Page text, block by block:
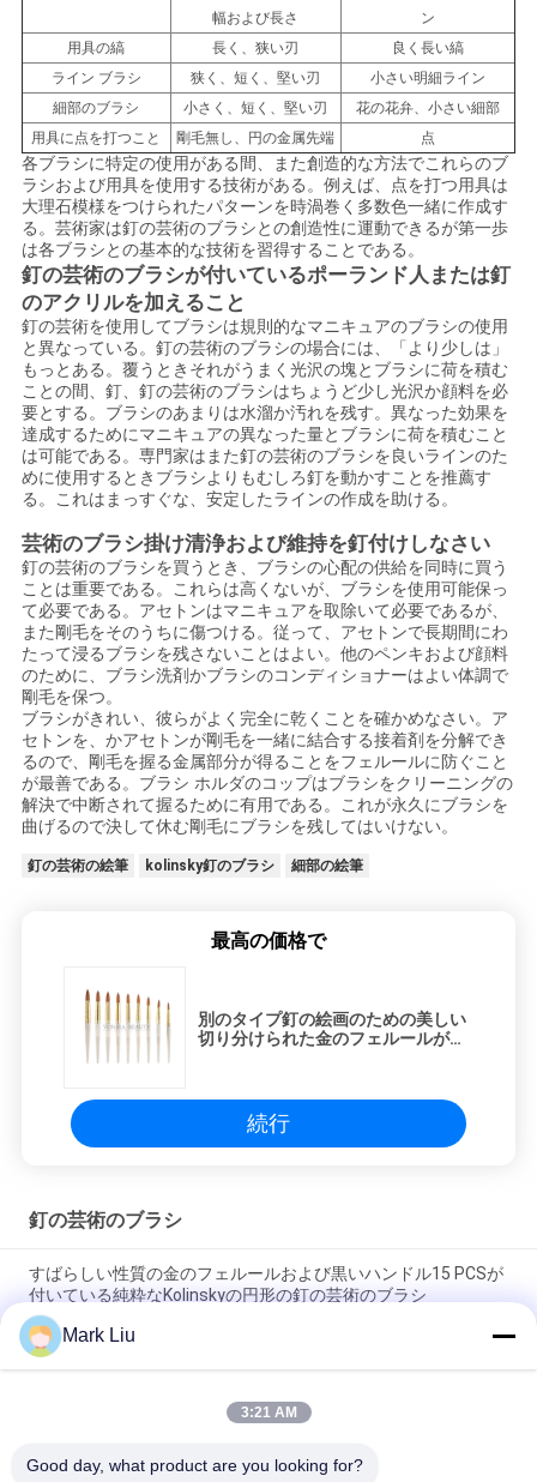
幅および長さ
ン
用具の縞
長く、狭い刃
良く長い縞
ライン ブラシ
狭く、短く、堅い刃
小さい明細ライン
細部のブラシ
小さく、短く、堅い刃
花の花弁、小さい細部
用具に点を打つこと
剛毛無し、円の金属先端 点
各ブラシに特定の使用がある間、また創造的な方法でこれらのブ
ラシおよび用具を使用する技術がある。例えば、点を打つ用具は
大理石模様をつけられたパターンを時渦巻く多数色一緒に作成す
る。芸術家は釘の芸術のブラシとの創造性に運動できるが第一歩
は各ブラシとの基本的な技術を習得することである。
釘の芸術のブラシが付いているポーランド人または釘
のアクリルを加えること
釘の芸術を使用してブラシは規則的なマニキュアのブラシの使用
と異なっている。釘の芸術のブラシの場合には、「より少しは」
もっとある。覆うときそれがうまく光沢の塊とブラシに荷を積む
ことの間、釘、釘の芸術のブラシはちょうど少し光沢か顔料を必
要とする。ブラシのあまりは水溜か汚れを残す。異なった効果を
達成するためにマニキュアの異なった量とブラシに荷を積むこと
は可能である。専門家はまた釘の芸術のブラシを良いラインのた
めに使用するときブラシよりもむしろ釘を動かすことを推薦す
る。これはまっすぐな、安定したラインの作成を助ける。
芸術のブラシ掛け清浄および維持を釘付けしなさい
釘の芸術のブラシを買うとき、ブラシの心配の供給を同時に買う
ことは重要である。これらは高くないが、ブラシを使用可能保っ
て必要である。アセトンはマニキュアを取除いて必要であるが、
また剛毛をそのうちに傷つける。従って、アセトンで長期間にわ
たって浸るブラシを残さないことはよい。他のペンキおよび顔料
のために、ブラシ洗剤かブラシのコンディショナーはよい体調で
剛毛を保つ。
ブラシがきれい、彼らがよく完全に乾くことを確かめなさい。ア
セトンを、かアセトンが剛毛を一緒に結合する接着剤を分解でき
るので、剛毛を握る金属部分が得ることをフェルールに防ぐこと
が最善である。ブラシ ホルダのコップはブラシをクリーニングの
解決で中断されて握るために有用である。これが永久にブラシを
曲げるので決して休む剛毛にブラシを残してはいけない。
釘の芸術の絵筆 kolinsky釘のブラシ 細部の絵筆
最高の価格で
別のタイプ釘の絵画のための美しい
切り分けられた金のフェルールが付
続行
釘の芸術のブラシ
すばらしい性質の金のフェルールおよび黒いハンドル15 PCSが
付いている純粋なKolinskyの円形の釘の芸術のブラシ
3D釘の芸術の絵筆は金のフェルールおよび木ハンドルによって
置きました
大広間の版によって指されるKolinskyの釘は多彩なアクリルの
Mark Liu
3:21 AM
Good day, what product are you looking for?